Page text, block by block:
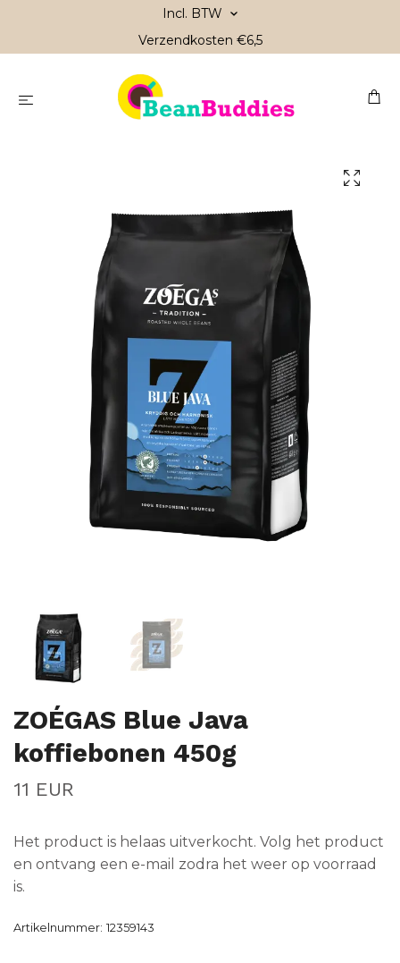
Incl. BTW
Verzendkosten €6,5
ZOÉGAS Blue Java
koffiebonen 450g
11 EUR
Het product is helaas uitverkocht. Volg het product
en ontvang een e-mail zodra het weer op voorraad
is.
Artikelnummer: 12359143